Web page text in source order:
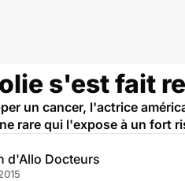
s'est fait
un cancer, l'actrice
rare qui l'expose à un fort
d'Allo Docteurs